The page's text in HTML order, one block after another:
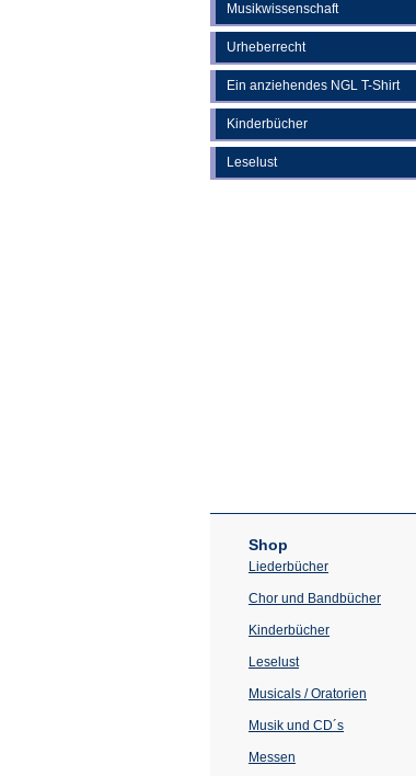
Musikwissenschaft
Urheberrecht
Ein anziehendes NGL T-Shirt
Kinderbücher
Leselust
Shop
Liederbücher
Chor und Bandbücher
Kinderbücher
Leselust
Musicals / Oratorien
Musik und CD´s
Messen